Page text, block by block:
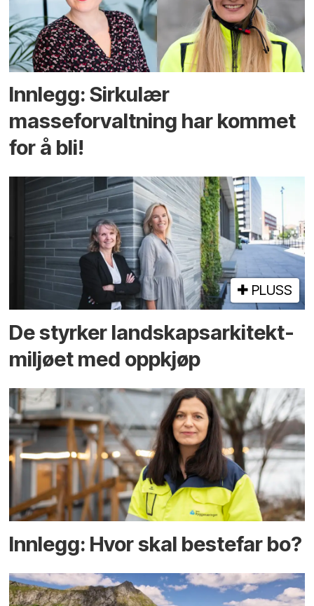
Innlegg: Sirkulær
masseforvaltning har kommet
for å bli!
PLUSS
De styrker landskaps­arkitekt­
miljøet med oppkjøp
Innlegg: Hvor skal bestefar bo?